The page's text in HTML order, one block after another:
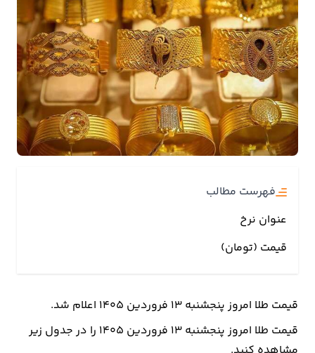
بورس
و
بیمه
اقتصاد
جهان
بازار
و
کشاورزی
راه
اقتصاد
ایران
فهرست مطالب
عنوان نرخ
قیمت (تومان)
قیمت طلا امروز پنجشنبه ۱۳ فروردین ۱۴۰۵ اعلام شد.
قیمت طلا امروز پنجشنبه ۱۳ فروردین ۱۴۰۵ را در جدول زیر